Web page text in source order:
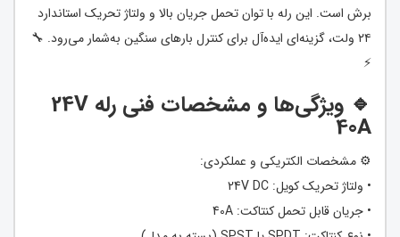
برش است. این رله با توان تحمل جریان بالا و ولتاژ تحریک استاندارد
۲۴ ولت، گزینه‌ای ایده‌آل برای کنترل بارهای سنگین به‌شمار می‌رود. 🔧
⚡️
🔹 ویژگی‌ها و مشخصات فنی رله 24V
40A
⚙️ مشخصات الکتریکی و عملکردی:
• ولتاژ تحریک کویل: 24V DC
• جریان قابل تحمل کنتاکت: 40A